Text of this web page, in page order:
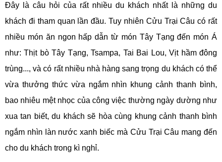
Đây là câu hỏi của rất nhiều du khách nhất là những du
khách đi tham quan lần đầu. Tuy nhiên Cửu Trại Câu có rất
nhiều món ăn ngon hấp dẫn từ món Tây Tạng đến món Á
như: Thịt bò Tây Tạng, Tsampa, Tai Bai Lou, Vịt hầm đông
trùng..., và có rất nhiều nhà hàng sang trọng du khách có thể
vừa thưởng thức vừa ngắm nhìn khung cảnh thanh bình,
bao nhiêu mệt nhọc của công việc thường ngày dường như
xua tan biết, du khách sẽ hòa cùng khung cảnh thanh bình
ngắm nhìn làn nước xanh biếc mà Cửu Trại Câu mang đến
cho du khách trong kì nghỉ.